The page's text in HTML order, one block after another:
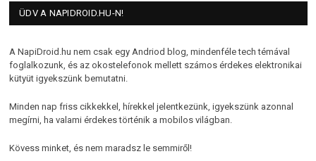
ÜDV A NAPIDROID.HU-N!
A NapiDroid.hu nem csak egy Andriod blog, mindenféle tech témával
foglalkozunk, és az okostelefonok mellett számos érdekes elektronikai
kütyüt igyekszünk bemutatni.
Minden nap friss cikkekkel, hírekkel jelentkezünk, igyekszünk azonnal
megírni, ha valami érdekes történik a mobilos világban.
Kövess minket, és nem maradsz le semmiről!